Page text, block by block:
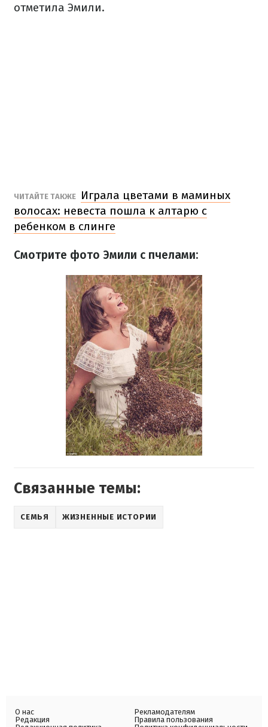
отметила Эмили.
ЧИТАЙТЕ ТАКЖЕ
Играла цветами в маминых
волосах: невеста пошла к алтарю с
ребенком в слинге
Смотрите фото Эмили с пчелами:
Связанные темы:
СЕМЬЯ ЖИЗНЕННЫЕ ИСТОРИИ
О нас
Редакция
Рекламодателям
Правила пользования